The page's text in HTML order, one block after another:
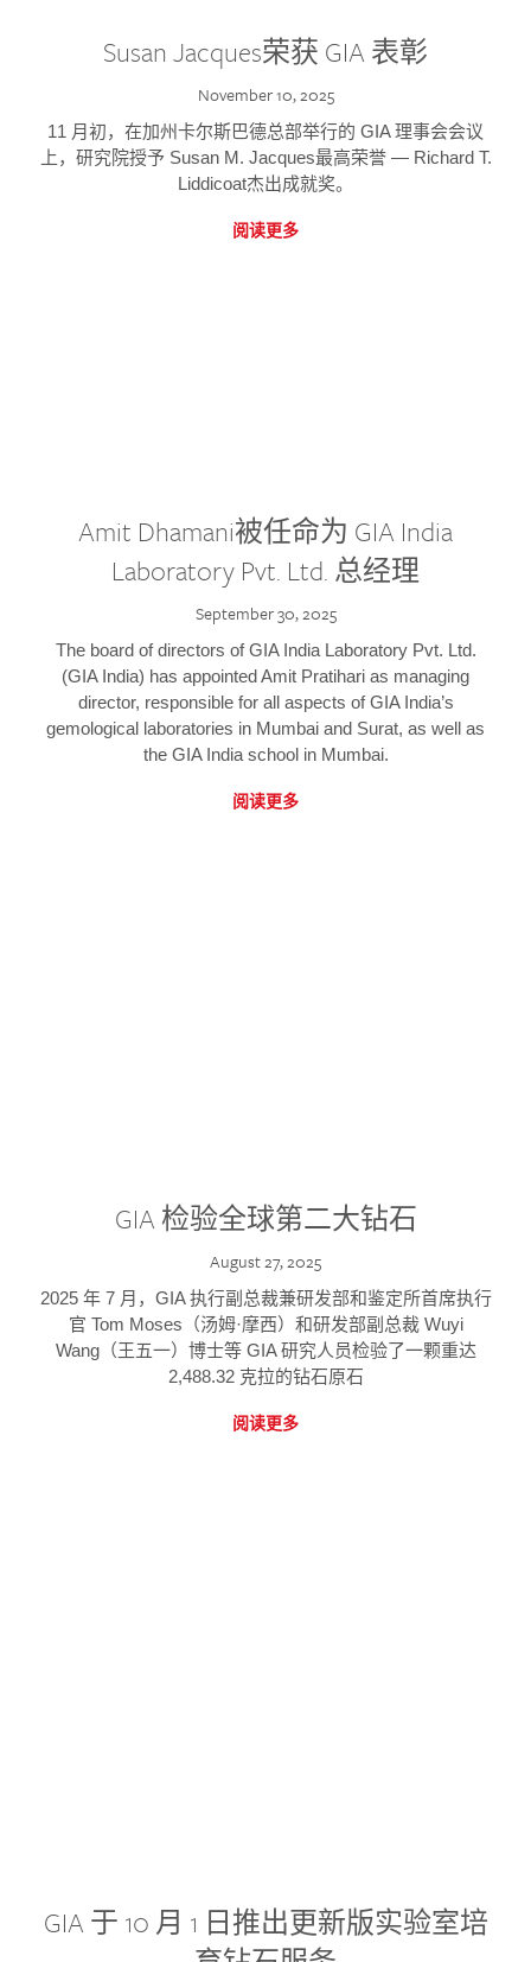
Susan Jacques荣获 GIA 表彰
November 10, 2025
11 月初，在加州卡尔斯巴德总部举行的 GIA 理事会会议
上，研究院授予 Susan M. Jacques最高荣誉 — Richard T.
Liddicoat杰出成就奖。
阅读更多
Amit Dhamani被任命为 GIA India
Laboratory Pvt. Ltd. 总经理
September 30, 2025
The board of directors of GIA India Laboratory Pvt. Ltd.
(GIA India) has appointed Amit Pratihari as managing
director, responsible for all aspects of GIA India’s
gemological laboratories in Mumbai and Surat, as well as
the GIA India school in Mumbai.
阅读更多
GIA 检验全球第二大钻石
August 27, 2025
2025 年 7 月，GIA 执行副总裁兼研发部和鉴定所首席执行
官 Tom Moses（汤姆·摩西）和研发部副总裁 Wuyi
Wang（王五一）博士等 GIA 研究人员检验了一颗重达
2,488.32 克拉的钻石原石
阅读更多
GIA 于 10 月 1 日推出更新版实验室培